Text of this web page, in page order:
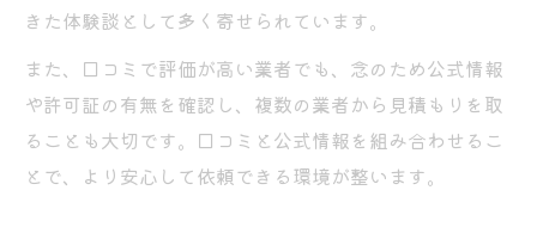
きた体験談として多く寄せられています。
また、口コミで評価が高い業者でも、念のため公式情報
や許可証の有無を確認し、複数の業者から見積もりを取
ることも大切です。口コミと公式情報を組み合わせるこ
とで、より安心して依頼できる環境が整います。